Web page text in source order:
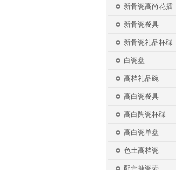
新骨瓷高尚花插
新骨瓷餐具
新骨瓷礼品杯碟
白瓷盘
高档礼品碗
高白瓷餐具
高白陶瓷杯碟
高白瓷单盘
色土高档瓷